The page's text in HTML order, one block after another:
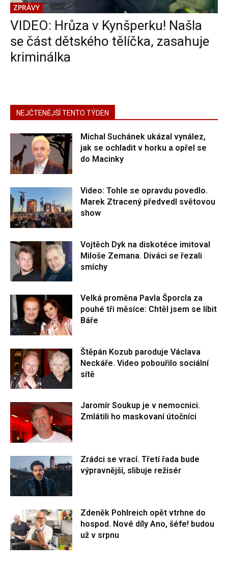
ZPRÁVY
VIDEO: Hrůza v Kynšperku! Našla
se část dětského tělíčka, zasahuje
kriminálka
NEJČTENĚJŠÍ TENTO TÝDEN
Michal Suchánek ukázal vynález,
jak se ochladit v horku a opřel se
do Macinky
Video: Tohle se opravdu povedlo.
Marek Ztracený předvedl světovou
show
Vojtěch Dyk na diskotéce imitoval
Miloše Zemana. Diváci se řezali
smíchy
Velká proměna Pavla Šporcla za
pouhé tři měsíce: Chtěl jsem se líbit
Báře
Štěpán Kozub paroduje Václava
Neckáře. Video pobouřilo sociální
sítě
Jaromír Soukup je v nemocnici.
Zmlátili ho maskovaní útočníci
Zrádci se vrací. Třetí řada bude
výpravnější, slibuje režisér
Zdeněk Pohlreich opět vtrhne do
hospod. Nové díly Ano, šéfe! budou
už v srpnu